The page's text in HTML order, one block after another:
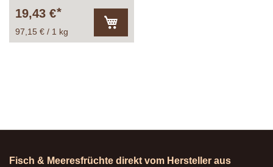
19,43 €
97,15 € / 1 kg
den
Fisch & Meeresfrüchte direkt vom Hersteller aus